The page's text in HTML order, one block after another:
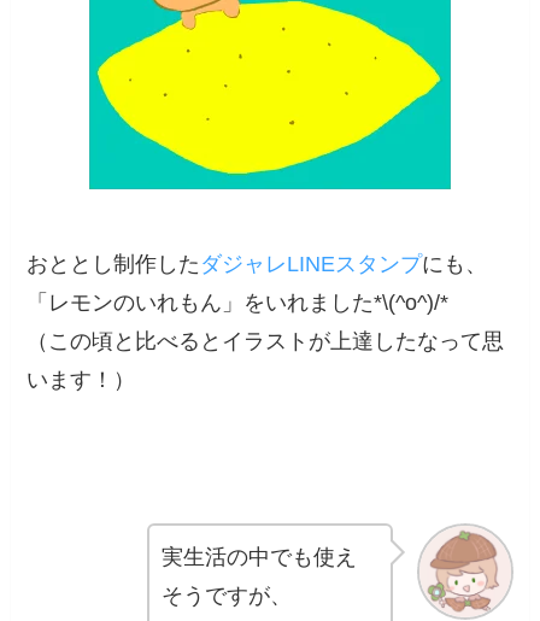
おととし制作した ダジャレLINEスタンプにも、
「レモンのいれもん」をいれました*\(^o^)/*
（この頃と比べるとイラストが上達したなって思
います！）
実生活の中でも使え
そうですが、